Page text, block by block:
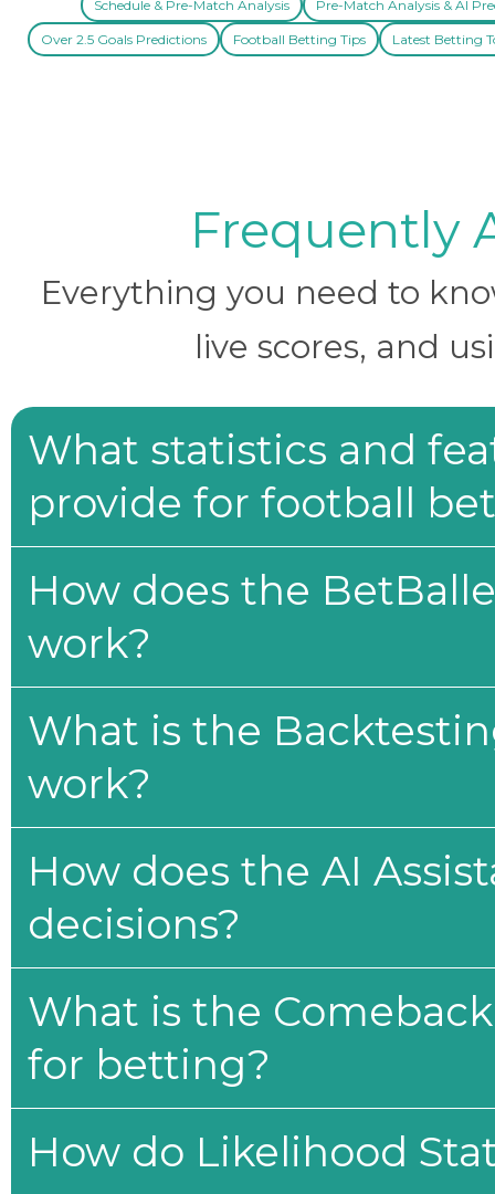
Schedule & Pre-Match Analysis Pre-Match Analysis & AI
Over 2.5 Goals Predictions Football Betting Tips Latest Betting
Frequently
Everything you need to
live scores, and
What statistics and
provide for football
How does the
work?
What is the
work?
How does the AI
decisions?
What is the
for betting?
How do Likelihood